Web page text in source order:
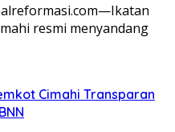
resmi menyandang
Cimahi Transparan